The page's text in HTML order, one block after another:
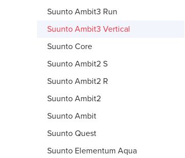
Suunto Ambit3 Run
Suunto Ambit3 Vertical
Suunto Core
Suunto Ambit2 S
Suunto Ambit2 R
Suunto Ambit2
Suunto Ambit
Suunto Quest
Suunto Elementum Aqua